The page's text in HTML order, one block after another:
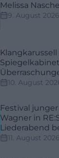
Melissa
9. August 2026
Klangkarussell
10. August
Festival
Wagner in
Liederabend
11. August 2026